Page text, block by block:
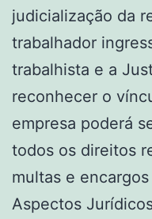
judicialização da
trabalhador
trabalhista e a
reconhecer o
empresa poderá
todos os direitos
multas e
Aspectos